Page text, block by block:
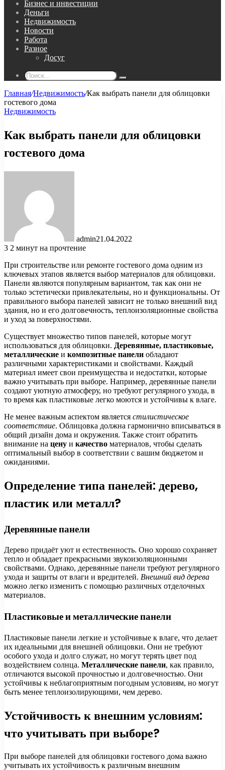
Бизнес и инвестиции
Деньги
Недвижимость
Новости
Работа
Разное
Досуг
Поиск...
Главная/Недвижимость/Как выбрать панели для облицовки
гостевого дома
Недвижимость
Как выбрать панели для облицовки
гостевого дома
admin21.04.2022
3 2 минут на прочтение
При строительстве или ремонте гостевого дома одним из
ключевых этапов является выбор материалов для облицовки.
Панели являются популярным вариантом, так как они не
только эстетически привлекательны, но и функциональны. От
правильного выбора панелей зависит не только внешний вид
здания, но и его долговечность, теплоизоляционные свойства
и уход за поверхностями.
Существует множество типов панелей, которые могут
использоваться для облицовки. Деревянные, пластиковые,
металлические и композитные панели обладают
различными характеристиками и свойствами. Каждый
материал имеет свои преимущества и недостатки, которые
важно учитывать при выборе. Например, деревянные панели
создают уютную атмосферу, но требуют регулярного ухода, в
то время как пластиковые легко моются и устойчивы к влаге.
Не менее важным аспектом является стилистическое
соответствие. Облицовка должна гармонично вписываться в
общий дизайн дома и окружения. Также стоит обратить
внимание на цену и качество материалов, чтобы сделать
оптимальный выбор в соответствии с вашим бюджетом и
ожиданиями.
Определение типа панелей: дерево,
пластик или металл?
Деревянные панели
Дерево придаёт уют и естественность. Оно хорошо сохраняет
тепло и обладает прекрасными звукоизоляционными
свойствами. Однако, деревянные панели требуют регулярного
ухода и защиты от влаги и вредителей. Внешний вид дерева
можно легко изменить с помощью различных отделочных
материалов.
Пластиковые и металлические панели
Пластиковые панели легкие и устойчивые к влаге, что делает
их идеальными для внешней облицовки. Они не требуют
особого ухода и долго служат, но могут терять цвет под
воздействием солнца. Металлические панели, как правило,
отличаются высокой прочностью и долговечностью. Они
устойчивы к неблагоприятным погодным условиям, но могут
быть менее теплоизолирующими, чем дерево.
Устойчивость к внешним условиям:
что учитывать при выборе?
При выборе панелей для облицовки гостевого дома важно
учитывать их устойчивость к различным внешним